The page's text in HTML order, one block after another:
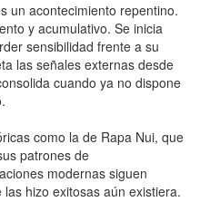
un acontecimiento repentino.
y acumulativo. Se inicia
sensibilidad frente a su
las señales externas desde
cuando ya no dispone
como la de Rapa Nui, que
patrones de
modernas siguen
hizo exitosas aún existiera.